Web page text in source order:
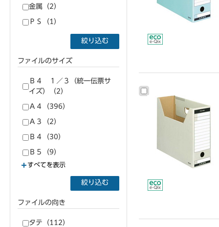
金属（2）
ＰＳ（1）
絞り込む
ファイルのサイズ
Ｂ４ １／３（統一伝票サ
イズ）（2）
Ａ４（396）
Ａ３（2）
Ｂ４（30）
Ｂ５（9）
すべてを表示
絞り込む
ファイルの向き
タテ（112）